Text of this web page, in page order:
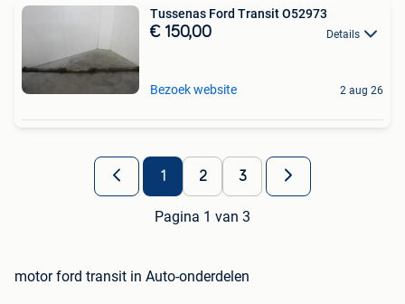
Tussenas Ford Transit O52973
€ 150,00 Details
Bezoek website 2 aug 26
1 2 3
Pagina 1 van 3
motor ford transit in Auto-onderdelen